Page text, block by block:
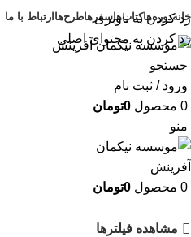
رد کردن به ناوبری
رد کردن به محتوای اصلی
خانهدوره‌هاکتاب‌هاسفرهاطرح‌ها ارتباط با ما
جستجو
ورود / ثبت نام
0 محصول 0تومان
منو
0 محصول 0تومان
مشاهده فیلترها